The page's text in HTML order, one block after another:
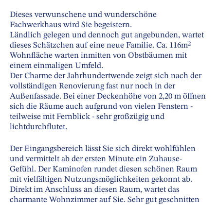
Dieses verwunschene und wunderschöne
Fachwerkhaus wird Sie begeistern.
Ländlich gelegen und dennoch gut angebunden, wartet
dieses Schätzchen auf eine neue Familie. Ca. 116m²
Wohnfläche warten inmitten von Obstbäumen mit
einem einmaligen Umfeld.
Der Charme der Jahrhundertwende zeigt sich nach der
vollständigen Renovierung fast nur noch in der
Außenfassade. Bei einer Deckenhöhe von 2,20 m öffnen
sich die Räume auch aufgrund von vielen Fenstern -
teilweise mit Fernblick - sehr großzügig und
lichtdurchflutet.
Der Eingangsbereich lässt Sie sich direkt wohlfühlen
und vermittelt ab der ersten Minute ein Zuhause-
Gefühl. Der Kaminofen rundet diesen schönen Raum
mit vielfältigen Nutzungsmöglichkeiten gekonnt ab.
Direkt im Anschluss an diesen Raum, wartet das
charmante Wohnzimmer auf Sie. Sehr gut geschnitten